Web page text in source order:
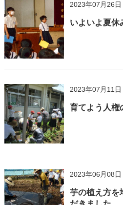
2023年07月26
いよいよ夏休
2023年07月11
育てよう人権
2023年06月08
芋の植え方を